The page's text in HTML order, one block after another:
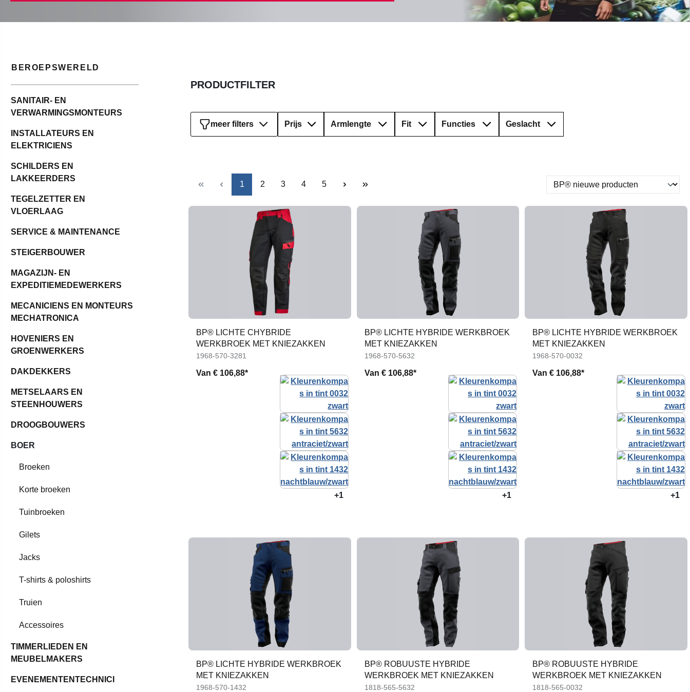
BEROEPSWERELD
SANITAIR- EN
VERWARMINGSMONTEURS
INSTALLATEURS EN
ELEKTRICIENS
SCHILDERS EN
LAKKEERDERS
TEGELZETTER EN
VLOERLAAG
SERVICE & MAINTENANCE
STEIGERBOUWER
MAGAZIJN- EN
EXPEDITIEMEDEWERKERS
MECANICIENS EN MONTEURS
MECHATRONICA
HOVENIERS EN
GROENWERKERS
DAKDEKKERS
METSELAARS EN
STEENHOUWERS
DROOGBOUWERS
BOER
Broeken
Korte broeken
Tuinbroeken
Gilets
Jacks
T-shirts & poloshirts
Truien
Accessoires
TIMMERLIEDEN EN
MEUBELMAKERS
EVENEMENTENTECHNICI
PRODUCTFILTER
Prijs Armlengte Fit Functies Geslacht
meer filters
Pagina
1 Pagina
2 Pagina
3 Pagina
4 Pagina
5
BP® LICHTE CHYBRIDE
WERKBROEK MET KNIEZAKKEN
1968-570-3281
Van € 106,88*
+1
BP® LICHTE HYBRIDE WERKBROEK
MET KNIEZAKKEN
1968-570-5632
Van € 106,88*
+1
BP® LICHTE HYBRIDE WERKBROEK
MET KNIEZAKKEN
1968-570-0032
Van€ 106,88*
+1
BP® LICHTE HYBRIDE WERKBROEK
MET KNIEZAKKEN
1968-570-1432
BP® ROBUUSTE HYBRIDE
WERKBROEK MET KNIEZAKKEN
1818-565-5632
BP® ROBUUSTE HYBRIDE
WERKBROEK MET KNIEZAKKEN
1818-565-0032